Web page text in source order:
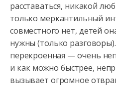
расставаться, никакой
только меркантильный
совместного нет, детей
нужны (только
перекроенная — очень
и как можно быстрее,
вызывает огромное